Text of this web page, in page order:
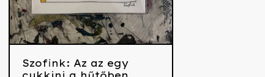
Szofink: Az az egy